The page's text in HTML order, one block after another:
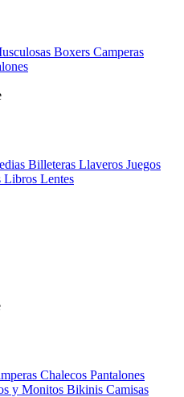
Boxers Camperas
Billeteras Llaveros Juegos
Libros Lentes
Chalecos Pantalones
y Monitos Bikinis Camisas